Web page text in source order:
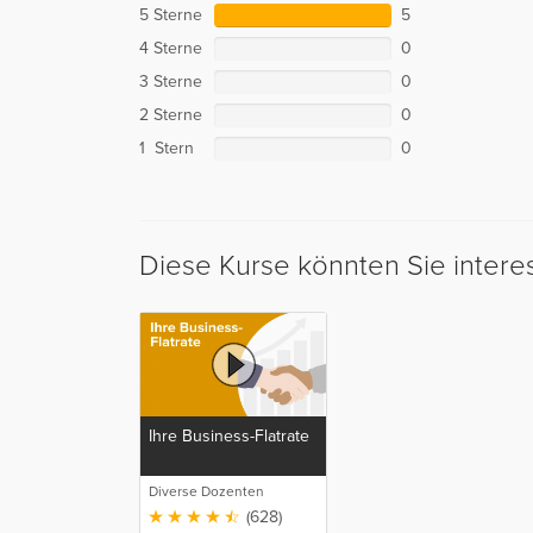
5 Sterne
5
4 Sterne
0
3 Sterne
0
2 Sterne
0
1 Stern
0
Diese Kurse könnten Sie
Ihre Business-Flatrate
Diverse Dozenten
(628)